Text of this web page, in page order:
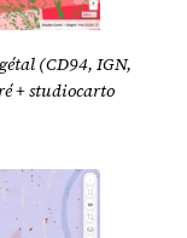
(CD94, IGN,
+ studiocarto